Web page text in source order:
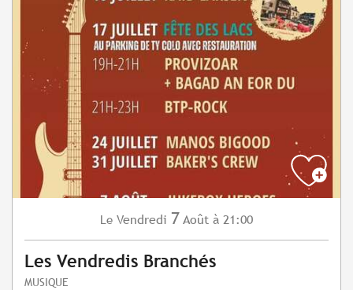
Le Vendredi 7 Août à 21:00
Les Vendredis Branchés
MUSIQUE